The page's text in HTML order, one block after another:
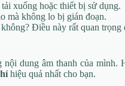
xuống hoặc thiết bị sử dụng.
mà không lo bị gián đoạn.
Điều này rất quan trọng
dung âm thanh của mình.
hiệu quả nhất cho bạn.